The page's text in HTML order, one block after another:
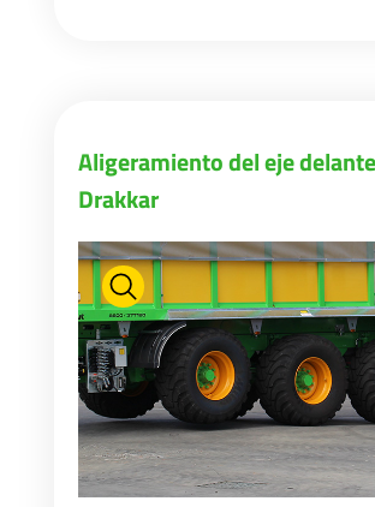
Aligeramiento del eje
Drakkar